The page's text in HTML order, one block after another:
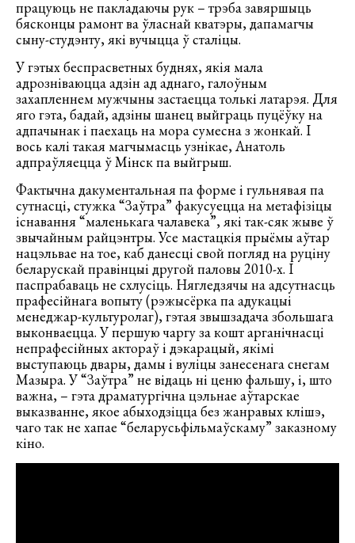
працуюць не пакладаючы рук – трэба завяршыць
бясконцы рамонт ва ўласнай кватэры, дапамагчы
сыну-студэнту, які вучыцца ў сталіцы.
У гэтых беспрасветных буднях, якія мала
адрозніваюцца адзін ад аднаго, галоўным
захапленнем мужчыны застаецца толькі латарэя. Для
яго гэта, бадай, адзіны шанец выйграць пуцёўку на
адпачынак і паехаць на мора сумесна з жонкай. І
вось калі такая магчымасць узнікае, Анатоль
адпраўляецца ў Мінск па выйгрыш.
Фактычна дакументальная па форме і гульнявая па
сутнасці, стужка “Заўтра” факусуецца на метафізіцы
існавання “маленькага чалавека”, які так-сяк жыве ў
звычайным райцэнтры. Усе мастацкія прыёмы аўтар
нацэльвае на тое, каб данесці свой погляд на руціну
беларускай правінцыі другой паловы 2010-х. І
паспрабаваць не схлусіць. Нягледзячы на адсутнасць
прафесійнага вопыту (рэжысёрка па адукацыі
менеджар-культуролаг), гэтая звышзадача збольшага
выконваецца. У першую чаргу за кошт арганічнасці
непрафесійных актораў і дэкарацый, якімі
выступаюць двары, дамы і вуліцы занесенага снегам
Мазыра. У “Заўтра” не відаць ні ценю фальшу, і, што
важна, – гэта драматургічна цэльнае аўтарскае
выказванне, якое абыходзіцца без жанравых клішэ,
чаго так не хапае “беларусьфільмаўскаму” заказному
кіно.